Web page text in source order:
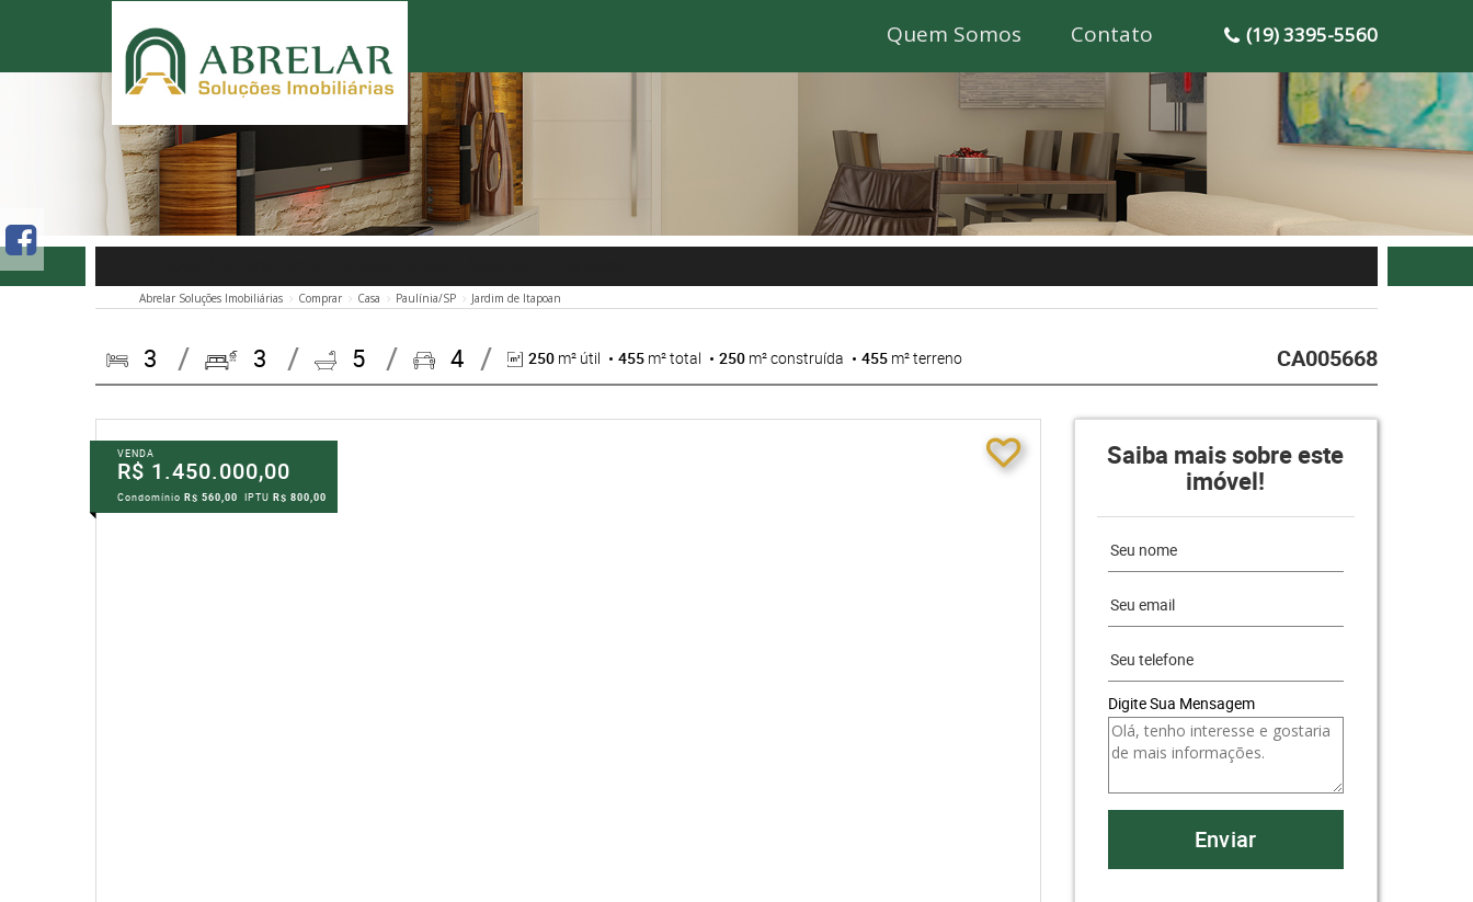
Quem Somos Contato (19) 3395-5560
Abrelar Soluções Imobiliárias Comprar Casa Paulínia/SP Jardim de Itapoan
3 3 5 4 250 m² útil 455 m² total 250 m² construída 455 m² terreno CA005668
VENDA
R$ 1.450.000,00
Condomínio R$ 560,00 IPTU R$ 800,00
Saiba mais sobre este
imóvel!
Digite Sua Mensagem